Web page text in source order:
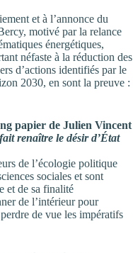
et à l’annonce du
motivé par la relance
énergétiques,
néfaste à la réduction des
d’actions identifiés par le
2030, en sont la preuve :
papier de Julien Vincent
renaître le désir d’État
de l’écologie politique
sociales et sont
et de sa finalité
de l’intérieur pour
de vue les impératifs